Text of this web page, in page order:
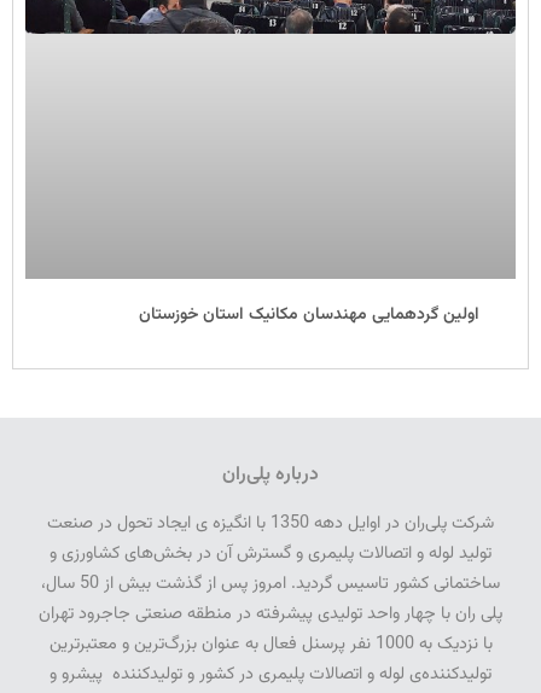
اولین گردهمایی مهندسان مکانیک استان خوزستان
درباره پلی‌ران
شرکت پلی­‌ران در اوایل دهه 1350 با انگیزه­ ی ایجاد تحول در صنعت
تولید لوله و اتصالات پلیمری و گسترش آن در بخش‌­های کشاورزی و
ساختمانی کشور تاسیس گردید. امروز پس از گذشت بیش از 50 سال­،
پلی­ ران با چهار واحد تولیدی پیشرفته در منطقه صنعتی جاجرود تهران
با نزدیک به 1000 نفر پرسنل فعال به عنوان بزرگ‌ترین و معتبرترین
تولیدکننده‌ی لوله و اتصالات پلیمری در کشور و تولیدکننده پیشرو و